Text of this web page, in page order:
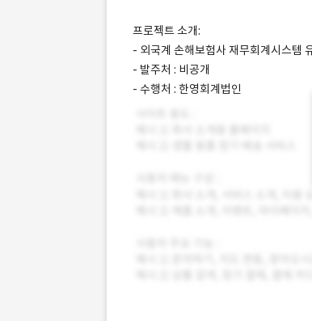
프로젝트 소개:
- 외국계 손해보험사 재무회계시스템
- 발주처 : 비공개
- 수행처 : 한영회계법인